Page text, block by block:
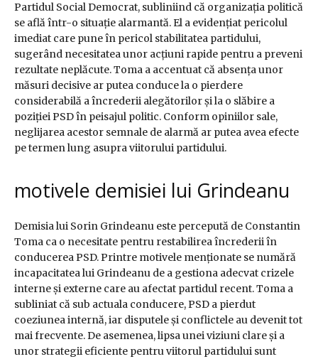
Partidul Social Democrat, subliniind că organizația politică
se află într-o situație alarmantă. El a evidențiat pericolul
imediat care pune în pericol stabilitatea partidului,
sugerând necesitatea unor acțiuni rapide pentru a preveni
rezultate neplăcute. Toma a accentuat că absența unor
măsuri decisive ar putea conduce la o pierdere
considerabilă a încrederii alegătorilor și la o slăbire a
poziției PSD în peisajul politic. Conform opiniilor sale,
neglijarea acestor semnale de alarmă ar putea avea efecte
pe termen lung asupra viitorului partidului.
motivele demisiei lui Grindeanu
Demisia lui Sorin Grindeanu este percepută de Constantin
Toma ca o necesitate pentru restabilirea încrederii în
conducerea PSD. Printre motivele menționate se numără
incapacitatea lui Grindeanu de a gestiona adecvat crizele
interne și externe care au afectat partidul recent. Toma a
subliniat că sub actuala conducere, PSD a pierdut
coeziunea internă, iar disputele și conflictele au devenit tot
mai frecvente. De asemenea, lipsa unei viziuni clare și a
unor strategii eficiente pentru viitorul partidului sunt